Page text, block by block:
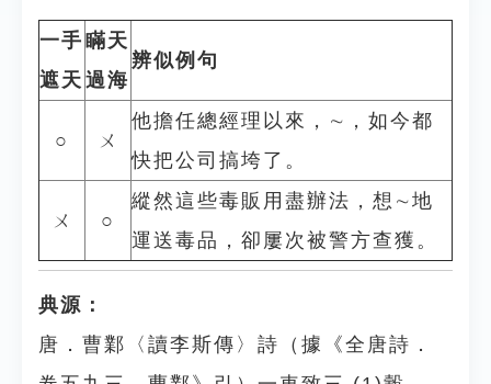
一手
遮天
瞞天
過海
辨似例句
○ ㄨ
他擔任總經理以來，∼，如今都
快把公司搞垮了。
ㄨ ○
縱然這些毒販用盡辦法，想∼地
運送毒品，卻屢次被警方查獲。
典源：
唐．曹鄴〈讀李斯傳〉詩（據《全唐詩．